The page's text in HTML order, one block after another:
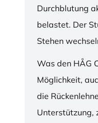
Durchblutung
belastet. Der
Stehen
Was den HÅG
Möglichkeit,
die
Unterstützung,